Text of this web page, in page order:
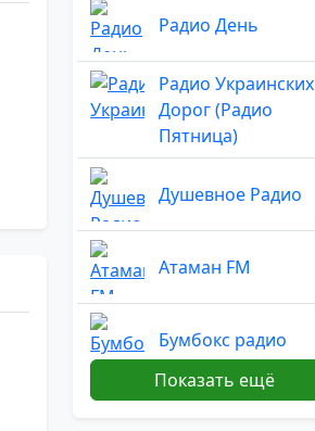
Радио День
Радио Украинских
Дорог (Радио
Пятница)
Душевное Радио
Атаман FM
Бумбокс радио
Канал Культура
Показать ещё